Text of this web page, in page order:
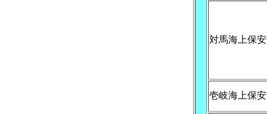
対馬海上保
壱岐海上保